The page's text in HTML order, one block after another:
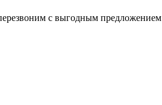
с выгодным предложением